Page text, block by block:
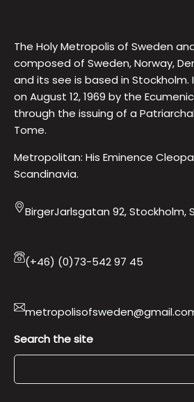
The Holy Metropolis of Sweden
composed of Sweden, Norway,
and its see is based in
on August 12, 1969 by the
through the issuing of a
Tome.
Metropolitan: His Eminence
Scandinavia.
BirgerJarlsgatan 92, Stockholm,
(+46) (0)73-542 97 45
Search the site